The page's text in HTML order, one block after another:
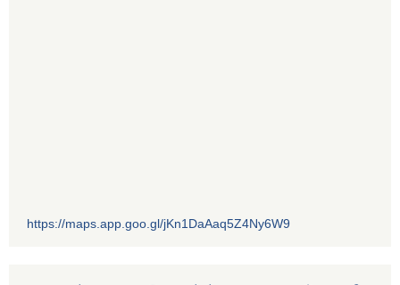
https://maps.app.goo.gl/jKn1DaAaq5Z4Ny6W9